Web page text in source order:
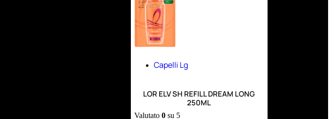
Capelli Lg
LOR ELV SH REFILL DREAM LONG
250ML
Valutato 0su 5